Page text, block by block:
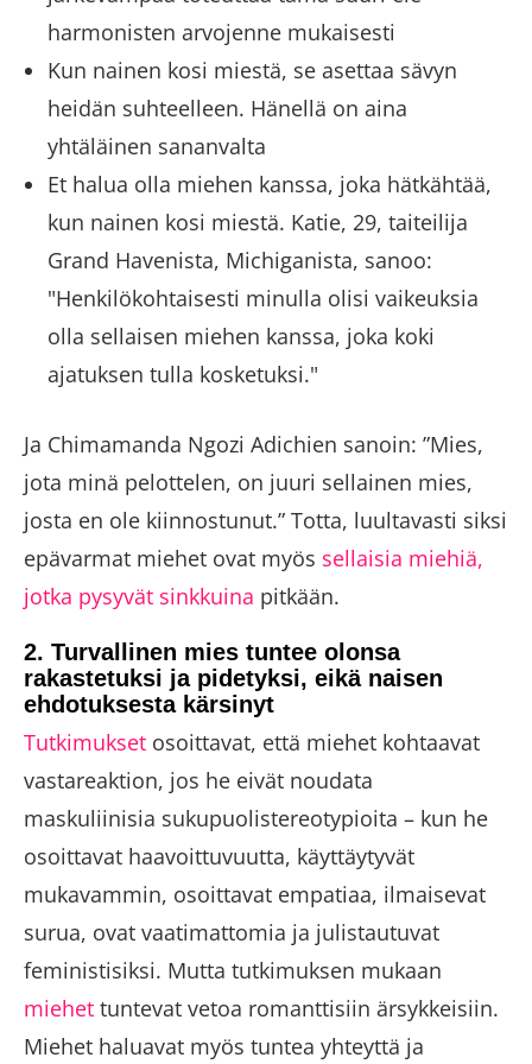
harmonisten arvojenne mukaisesti
Kun nainen kosi miestä, se asettaa sävyn
heidän suhteelleen. Hänellä on aina
yhtäläinen sananvalta
Et halua olla miehen kanssa, joka hätkähtää,
kun nainen kosi miestä. Katie, 29, taiteilija
Grand Havenista, Michiganista, sanoo:
"Henkilökohtaisesti minulla olisi vaikeuksia
olla sellaisen miehen kanssa, joka koki
ajatuksen tulla kosketuksi."
Ja Chimamanda Ngozi Adichien sanoin: ”Mies,
jota minä pelottelen, on juuri sellainen mies,
josta en ole kiinnostunut.” Totta, luultavasti siksi
epävarmat miehet ovat myös sellaisia ​​miehiä,
jotka pysyvät sinkkuina pitkään.
2. Turvallinen mies tuntee olonsa
rakastetuksi ja pidetyksi, eikä naisen
ehdotuksesta kärsinyt
Tutkimukset osoittavat, että miehet kohtaavat
vastareaktion, jos he eivät noudata
maskuliinisia sukupuolistereotypioita – kun he
osoittavat haavoittuvuutta, käyttäytyvät
mukavammin, osoittavat empatiaa, ilmaisevat
surua, ovat vaatimattomia ja julistautuvat
feministisiksi. Mutta tutkimuksen mukaan
miehet tuntevat vetoa romanttisiin ärsykkeisiin.
Miehet haluavat myös tuntea yhteyttä ja